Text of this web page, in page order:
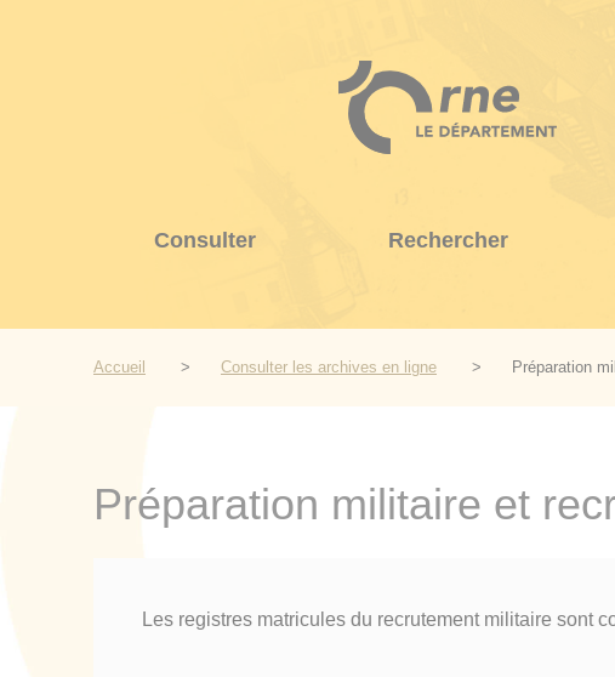
Consulter Rechercher
Accueil Consulter les archives en ligne Préparation
Préparation militaire et
Les registres matricules du recrutement militaire sont